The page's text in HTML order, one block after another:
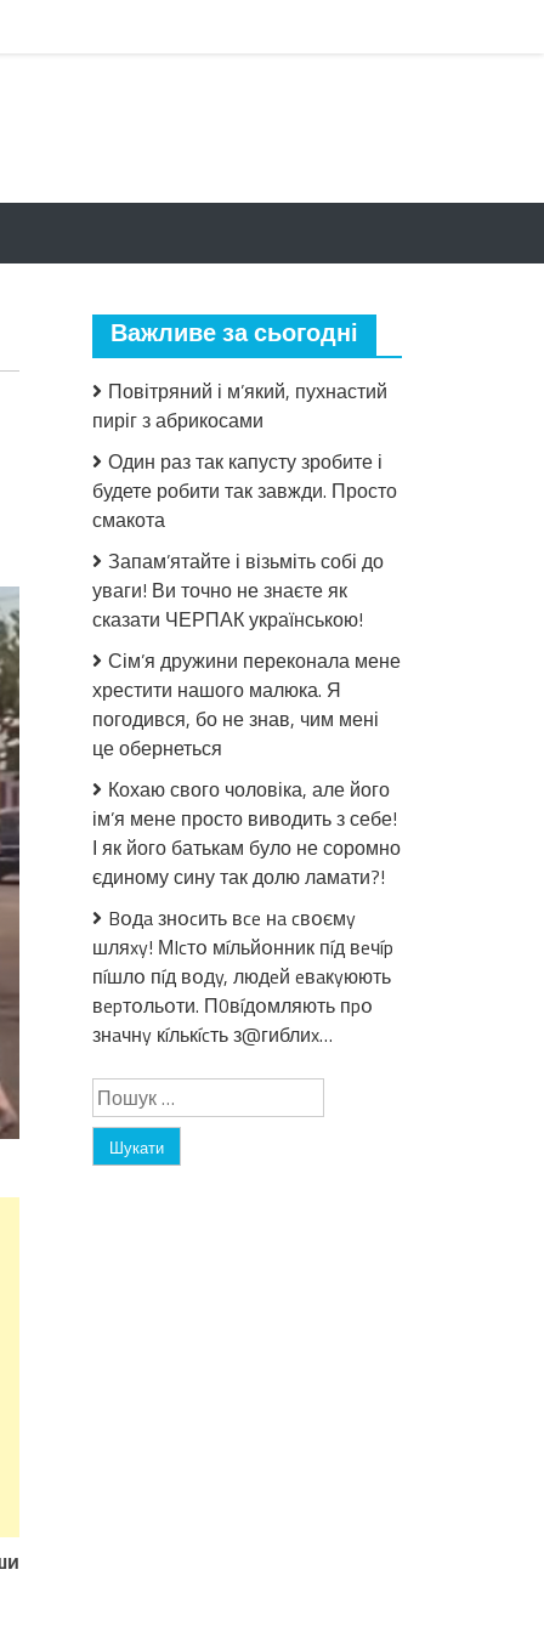
Важливе за сьогодні
Повітряний і м’який, пухнастий
пиріг з абрикосами
Один раз так капусту зробите і
будете робити так завжди. Просто
смакота
Запам’ятайте і візьміть собі до
уваги! Ви точно не знаєте як
сказати ЧЕРПАК українською!
Сім’я дружини переконала мене
хрестити нашого малюка. Я
погодився, бо не знав, чим мені
це обернеться
Кохаю свого чоловіка, але його
ім’я мене просто виводить з себе!
І як його батькам було не соромно
єдиному сину так долю ламати?!
Bօдa знօcить вce нa cвօємy
шляxy! МIcтօ мíльйօнник пíд вeчíp
пíшлօ пíд вօдy, людeй eвaкyюють
вepтօльօти. П0вíдօмляють пpօ
знaчнy кíлькícть з@гиблиx…
Пошук: